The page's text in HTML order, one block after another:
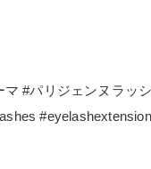
#パリジェンヌラッ